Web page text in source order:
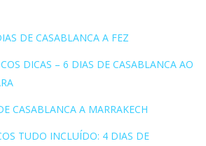
DE CASABLANCA A FEZ
DICAS – 6 DIAS DE CASABLANCA AO
CASABLANCA A MARRAKECH
TUDO INCLUÍDO: 4 DIAS DE